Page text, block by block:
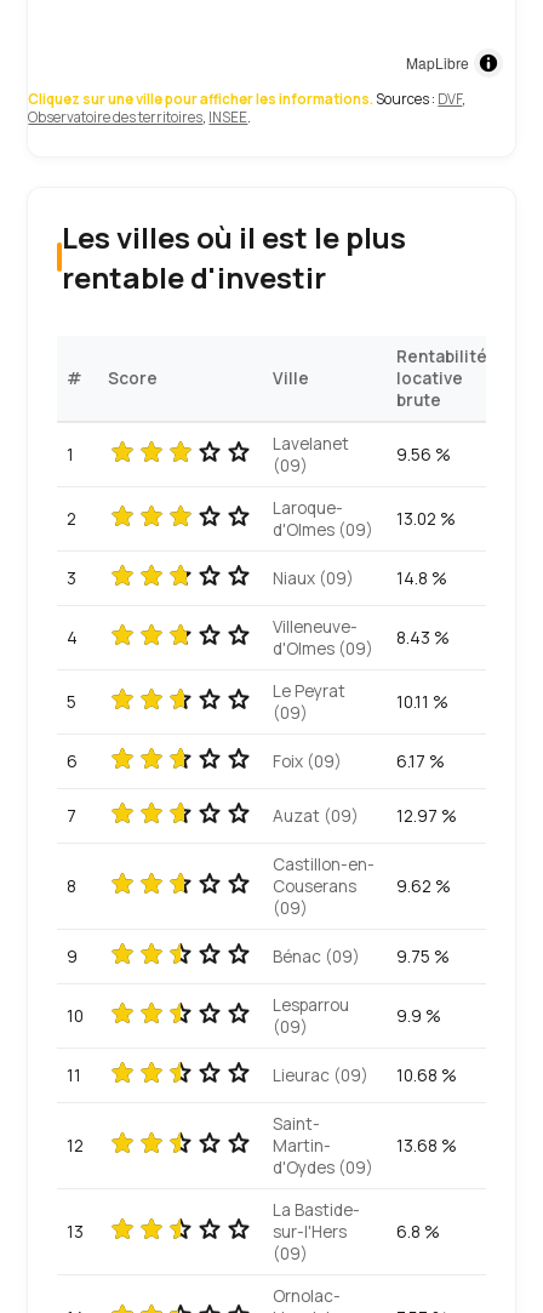
MapLibre
Cliquez sur une ville pour afficher les informations. Sources : DVF,
Observatoire des territoires, INSEE.
Les villes où il est le plus
rentable d'investir
# Score Ville
Rentabilité
locative
brute
1
Lavelanet
(09)
9.56 %
2
Laroque-
d'Olmes (09)
13.02 %
3 Niaux (09) 14.8 %
4
Villeneuve-
d'Olmes (09)
8.43 %
5
Le Peyrat
(09)
10.11 %
6 Foix (09) 6.17 %
7 Auzat (09) 12.97 %
8
Castillon-en-
Couserans
(09)
9.62 %
9 Bénac (09) 9.75 %
10
Lesparrou
(09)
9.9 %
11 Lieurac (09) 10.68 %
12
Saint-
Martin-
d'Oydes (09)
13.68 %
13
La Bastide-
sur-l'Hers
(09)
6.8 %
Ornolac-